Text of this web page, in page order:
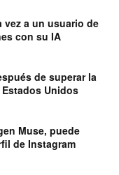
vez a un usuario de
con su IA
de superar la
Unidos
Muse, puede
de Instagram